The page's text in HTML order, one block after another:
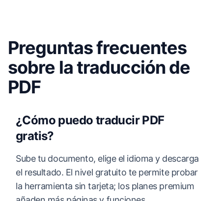
Preguntas frecuentes
sobre la traducción de
PDF
¿Cómo puedo traducir PDF
gratis?
Sube tu documento, elige el idioma y descarga
el resultado. El nivel gratuito te permite probar
la herramienta sin tarjeta; los planes premium